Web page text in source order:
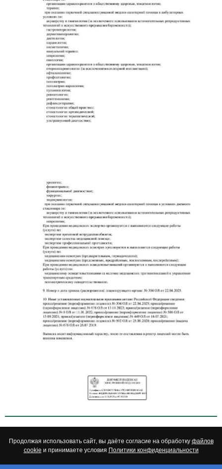
Продолжая использовать сайт, вы даёте согласие на обработку файлов
cookie и принимаете условия Политики конфиденциальности